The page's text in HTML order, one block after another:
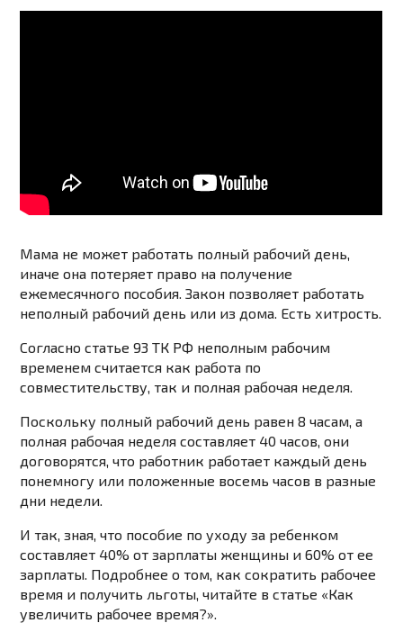
Мама не может работать полный рабочий день,
иначе она потеряет право на получение
ежемесячного пособия. Закон позволяет работать
неполный рабочий день или из дома. Есть хитрость.
Согласно статье 93 ТК РФ неполным рабочим
временем считается как работа по
совместительству, так и полная рабочая неделя.
Поскольку полный рабочий день равен 8 часам, а
полная рабочая неделя составляет 40 часов, они
договорятся, что работник работает каждый день
понемногу или положенные восемь часов в разные
дни недели.
И так, зная, что пособие по уходу за ребенком
составляет 40% от зарплаты женщины и 60% от ее
зарплаты. Подробнее о том, как сократить рабочее
время и получить льготы, читайте в статье «Как
увеличить рабочее время?».